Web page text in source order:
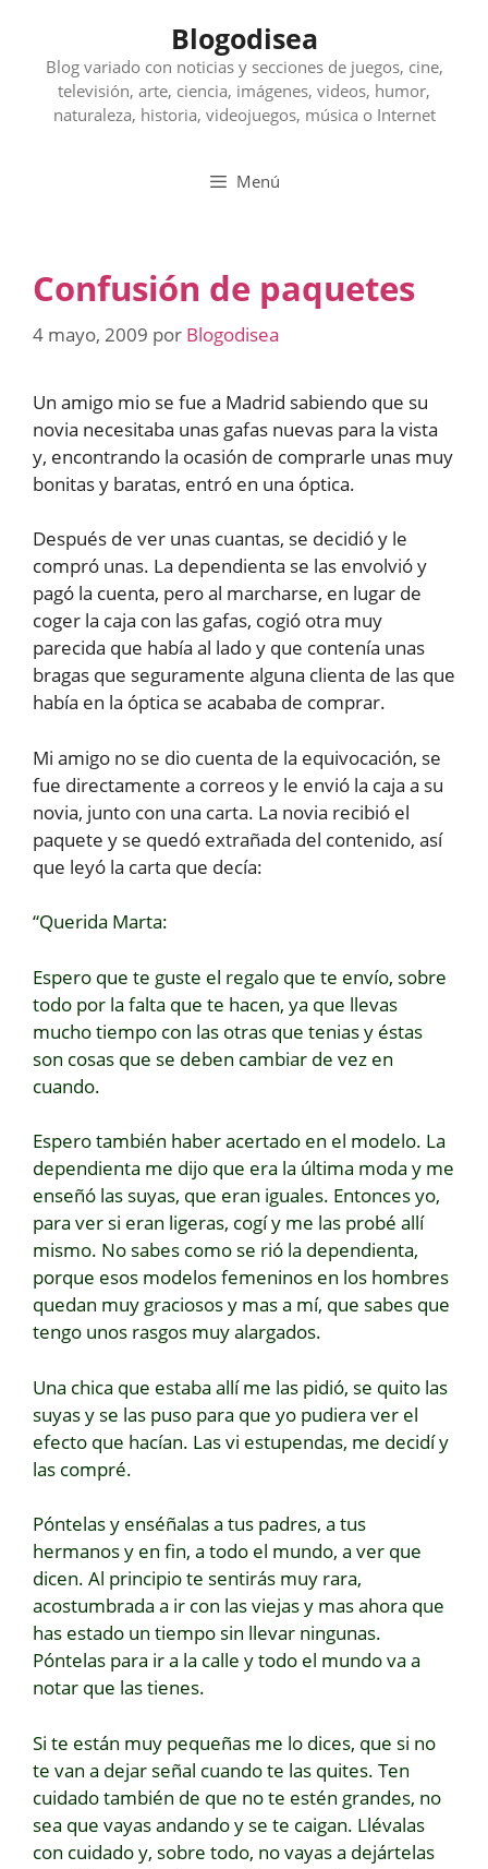
contenido
Blogodisea
Blog variado con noticias y secciones de juegos, cine,
televisión, arte, ciencia, imágenes, videos, humor,
naturaleza, historia, videojuegos, música o Internet
Menú
Confusión de paquetes
4 mayo, 2009 por Blogodisea
Un amigo mio se fue a Madrid sabiendo que su
novia necesitaba unas gafas nuevas para la vista
y, encontrando la ocasión de comprarle unas muy
bonitas y baratas, entró en una óptica.
Después de ver unas cuantas, se decidió y le
compró unas. La dependienta se las envolvió y
pagó la cuenta, pero al marcharse, en lugar de
coger la caja con las gafas, cogió otra muy
parecida que había al lado y que contenía unas
bragas que seguramente alguna clienta de las que
había en la óptica se acababa de comprar.
Mi amigo no se dio cuenta de la equivocación, se
fue directamente a correos y le envió la caja a su
novia, junto con una carta. La novia recibió el
paquete y se quedó extrañada del contenido, así
que leyó la carta que decía:
“Querida Marta:
Espero que te guste el regalo que te envío, sobre
todo por la falta que te hacen, ya que llevas
mucho tiempo con las otras que tenias y éstas
son cosas que se deben cambiar de vez en
cuando.
Espero también haber acertado en el modelo. La
dependienta me dijo que era la última moda y me
enseñó las suyas, que eran iguales. Entonces yo,
para ver si eran ligeras, cogí y me las probé allí
mismo. No sabes como se rió la dependienta,
porque esos modelos femeninos en los hombres
quedan muy graciosos y mas a mí, que sabes que
tengo unos rasgos muy alargados.
Una chica que estaba allí me las pidió, se quito las
suyas y se las puso para que yo pudiera ver el
efecto que hacían. Las vi estupendas, me decidí y
las compré.
Póntelas y enséñalas a tus padres, a tus
hermanos y en fin, a todo el mundo, a ver que
dicen. Al principio te sentirás muy rara,
acostumbrada a ir con las viejas y mas ahora que
has estado un tiempo sin llevar ningunas.
Póntelas para ir a la calle y todo el mundo va a
notar que las tienes.
Si te están muy pequeñas me lo dices, que si no
te van a dejar señal cuando te las quites. Ten
cuidado también de que no te estén grandes, no
sea que vayas andando y se te caigan. Llévalas
con cuidado y, sobre todo, no vayas a dejártelas